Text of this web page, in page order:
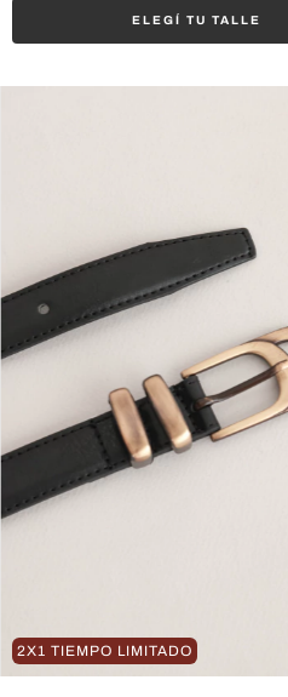
ELEGÍ TU TALLE
2X1 TIEMPO LIMITADO